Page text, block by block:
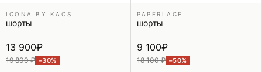
ICONA BY KAOS
шорты
13 900₽
19 800 ₽ −30%
PAPERLACE
шорты
9 100₽
18 100 ₽ −50%